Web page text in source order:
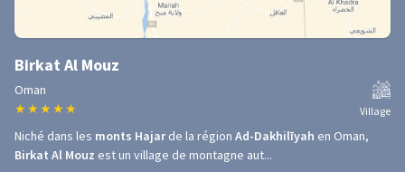
Birkat Al Mouz
Oman
★ ★ ★ ★ ★ Village
Niché dans les monts Hajarde la région Ad-Dakhilīyah en Oman,
Birkat Al Mouz est un village de montagne aut...